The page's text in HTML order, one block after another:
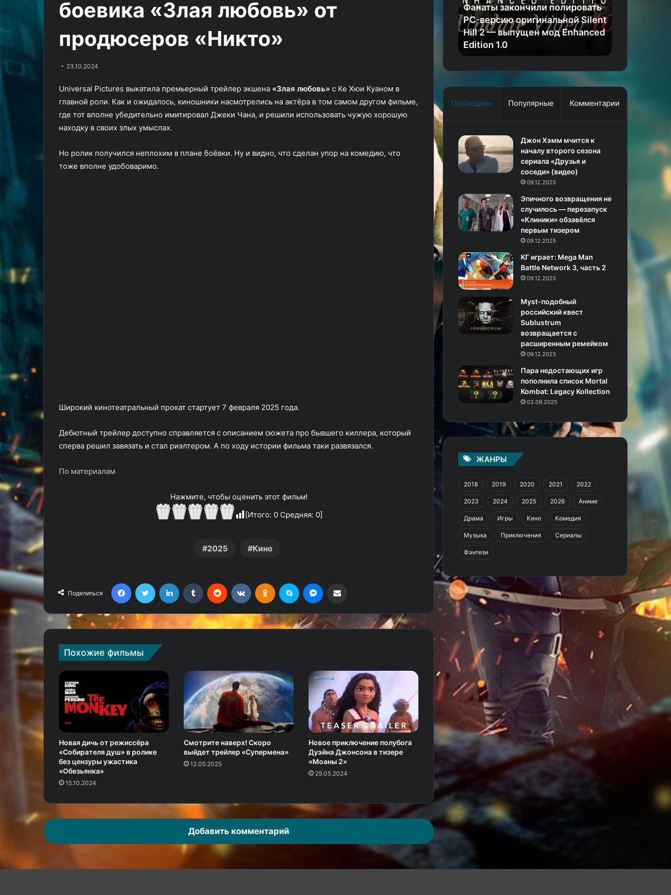
боевика «Злая любовь» от
продюсеров «Никто»
23.10.2024
Universal Pictures выкатила премьерный трейлер экшена «Злая любовь» с Ке Хюи Куаном в
главной роли. Как и ожидалось, киношники насмотрелись на актёра в том самом другом фильме,
где тот вполне убедительно имитировал Джеки Чана, и решили использовать чужую хорошую
находку в своих злых умыслах.
Но ролик получился неплохим в плане боёвки. Ну и видно, что сделан упор на комедию, что
тоже вполне удобоваримо.
Широкий кинотеатральный прокат стартует 7 февраля 2025 года.
Дебютный трейлер доступно справляется с описанием сюжета про бывшего киллера, который
сперва решил завязать и стал риэлтером. А по ходу истории фильма таки развязался.
По материалам
Нажмите, чтобы оценить этот фильм!
[Итого: 0Средняя: 0]
2025 Кино
Поделиться
FacebookTwitter LinkedIn Tumblr Reddit ВконтактеОдноклассники
Skype
Похожие фильмы
Новая дичь от режиссёра
«Собирателя душ» в ролике
без цензуры ужастика
«Обезьянка»
15.10.2024
Смотрите наверх! Скоро
выйдет трейлер «Супермена»
12.05.2025
Новое приключение полубога
Дуэйна Джонсона в тизере
«Моаны 2»
29.05.2024
Добавить комментарий
Дев Патель разносит врагов в
новом экшен-трейлере
«Манкимэна»
вышел
тизер
сезона
«Банд
Кровавые разборки в столице
— вышел тизер третьего
сезона «Банд Лондона» Гарета
Эванса
первый
оригинальной
Silent
Hill
2
выпущен
Edition
Фанаты закончили полировать
PC-версию оригинальной Silent
Hill 2 — выпущен мод Enhanced
Edition 1.0
показывает
первые
Последние Популярные Комментарии
Джон Хэмм мчится к
началу второго сезона
сериала «Друзья и
соседи» (видео)
09.12.2025
Эпичного возвращения не
случилось — перезапуск
«Клиники» обзавёлся
первым тизером
09.12.2025
KГ игpaeт: Mega Man
Battle Network 3, часть 2
09.12.2025
Myst-подобный
российский квест
Sublustrum
возвращается с
расширенным ремейком
09.12.2025
Пара недостающих игр
пополнила список Mortal
Kombat: Legacy Kollection
03.09.2025
ЖАНРЫ
2018 2019 2020 2021 2022
2023 2024 2025 2026 Аниме
Драма Игры Кино Комедия
Музыка Приключения Сериалы
Фэнтези